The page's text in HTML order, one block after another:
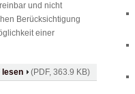
und nicht
Berücksichtigung
einer
lesen (PDF, 363.9 KB)